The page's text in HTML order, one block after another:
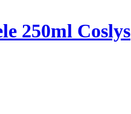
250ml Coslys